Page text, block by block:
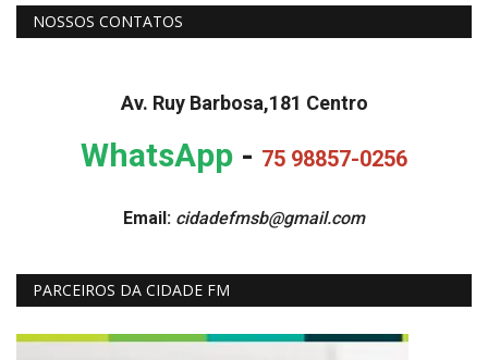
NOSSOS CONTATOS
Av. Ruy Barbosa,181 Centro
WhatsApp - 75 98857-0256
Email: cidadefmsb@gmail.com
PARCEIROS DA CIDADE FM